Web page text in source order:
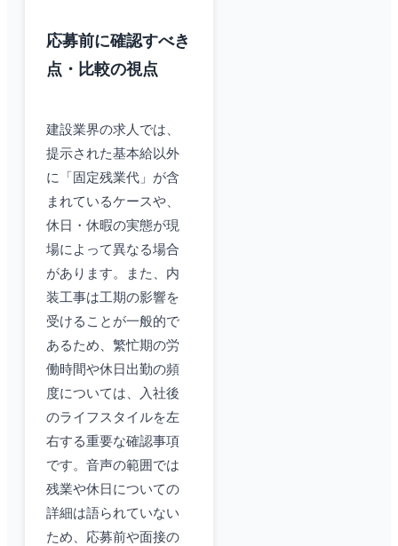
応募前に確認すべき
点・比較の視点
建設業界の求人では、
提示された基本給以外
に「固定残業代」が含
まれているケースや、
休日・休暇の実態が現
場によって異なる場合
があります。また、内
装工事は工期の影響を
受けることが一般的で
あるため、繁忙期の労
働時間や休日出勤の頻
度については、入社後
のライフスタイルを左
右する重要な確認事項
です。音声の範囲では
残業や休日についての
詳細は語られていない
ため、応募前や面接の